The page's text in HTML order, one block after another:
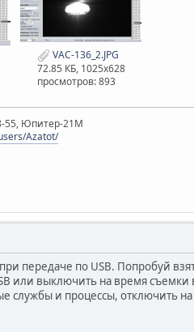
VAC-136_2.JPG
72.85 КБ, 1025x628
просмотров: 893
55, Юпитер-21М
Azatot/
передаче по USB. Попробуй
или выключить на время
службы и процессы, отключить